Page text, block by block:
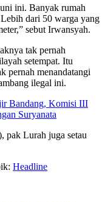
ini. Banyak rumah
dari 50 warga yang
sebut Irwansyah.
tak pernah
setempat. Itu
pernah menandatangi
ilegal ini.
Bandang, Komisi III
Suryanata
pak Lurah juga setau
Headline